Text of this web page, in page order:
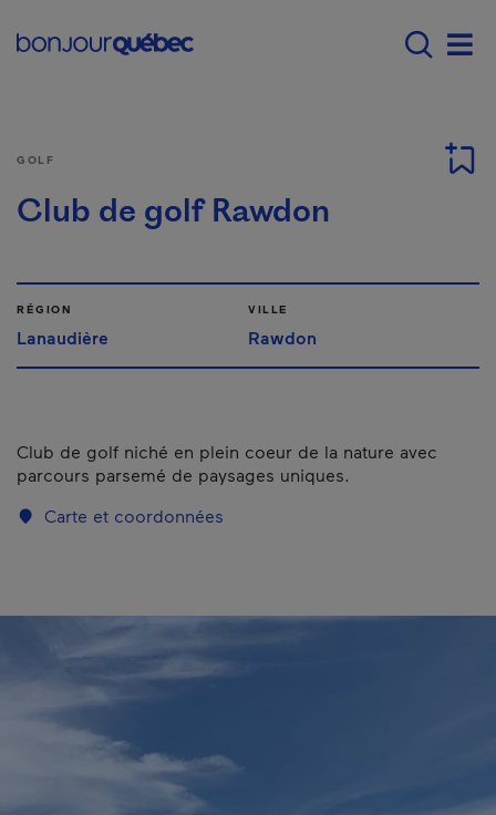
Main navigation -
GOLF
Club de golf Rawdon
RÉGION
Lanaudière
VILLE
Rawdon
Club de golf niché en plein coeur de la nature avec
parcours parsemé de paysages uniques.
Carte et coordonnées